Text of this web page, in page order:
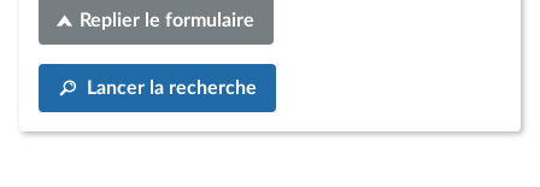
Replier le formulaire
Lancer la recherche